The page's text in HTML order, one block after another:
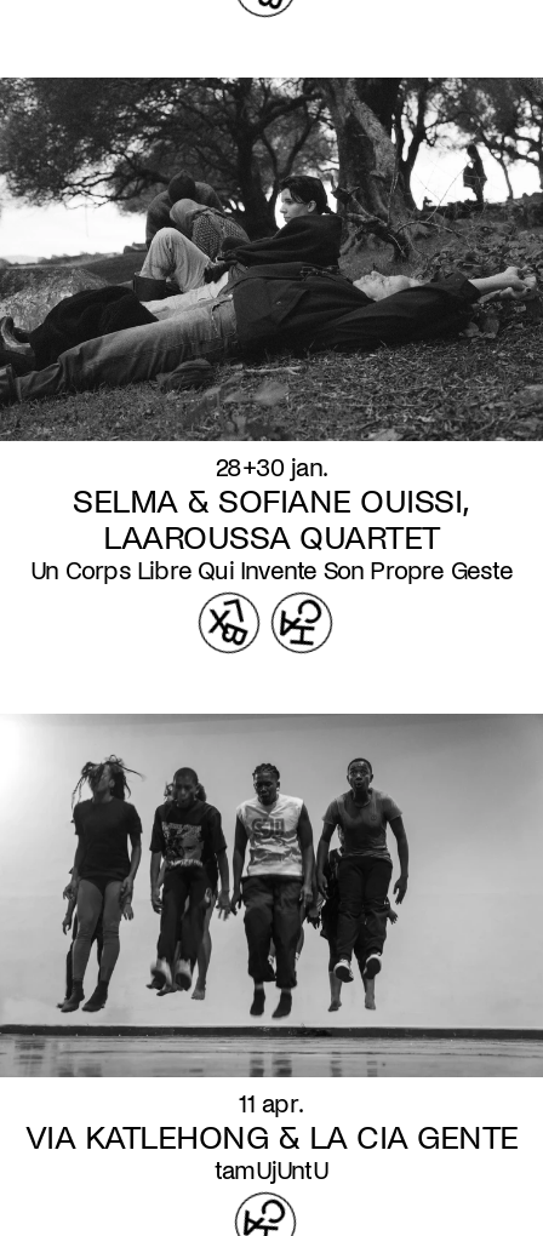
28+30 jan.
SELMA & SOFIANE OUISSI,
LAAROUSSA QUARTET
Un Corps Libre Qui Invente Son Propre Geste
11 apr.
VIA KATLEHONG & LA CIA GENTE
tamUjUntU